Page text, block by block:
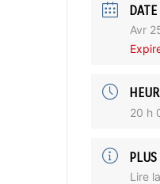
DATE
Avr
20 h
Lire